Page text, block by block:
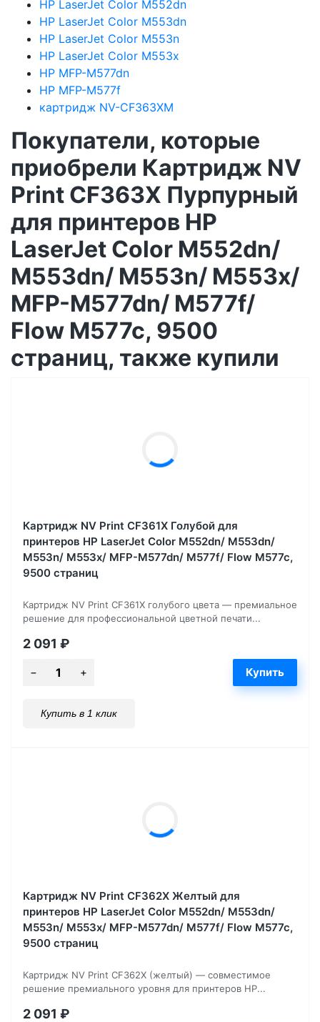
HP LaserJet Color M552dn
HP LaserJet Color M553dn
HP LaserJet Color M553n
HP LaserJet Color M553x
HP MFP-M577dn
HP MFP-M577f
картридж NV-CF363XM
Покупатели, которые
приобрели Картридж NV
Print CF363X Пурпурный
для принтеров HP
LaserJet Color M552dn/
M553dn/ M553n/ M553x/
MFP-M577dn/ M577f/
Flow M577c, 9500
страниц, также купили
Картридж NV Print CF361X Голубой для
принтеров HP LaserJet Color M552dn/ M553dn/
M553n/ M553x/ MFP-M577dn/ M577f/ Flow M577c,
9500 страниц
Картридж NV Print CF361X голубого цвета — премиальное
решение для профессиональной цветной печати...
2 091 ₽
Купить в 1 клик
Картридж NV Print CF362X Желтый для
принтеров HP LaserJet Color M552dn/ M553dn/
M553n/ M553x/ MFP-M577dn/ M577f/ Flow M577c,
9500 страниц
Картридж NV Print CF362X (желтый) — совместимое
решение премиального уровня для принтеров HP...
2 091 ₽